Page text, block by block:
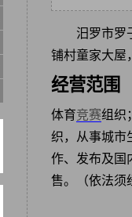
汨罗市罗
铺村童家大屋
经营范围
体育竞赛组织
织，从事城市
作、发布及国
售。（依法须